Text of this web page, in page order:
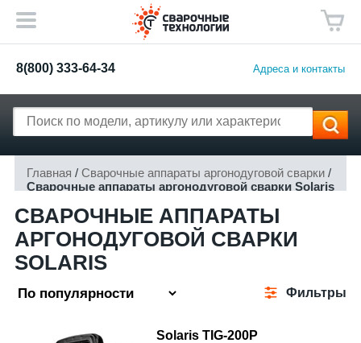
8(800) 333-64-34 Адреса и контакты
Главная / Сварочные аппараты аргонодуговой сварки /
Сварочные аппараты аргонодуговой сварки Solaris
СВАРОЧНЫЕ АППАРАТЫ
АРГОНОДУГОВОЙ СВАРКИ
SOLARIS
Фильтры
Solaris TIG-200P